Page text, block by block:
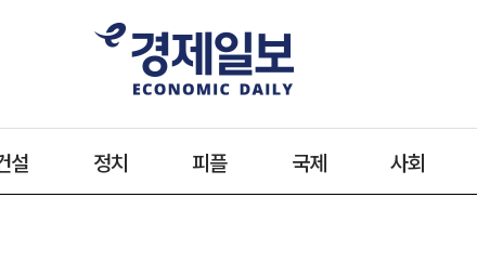
설 정치 피플 국제 사회